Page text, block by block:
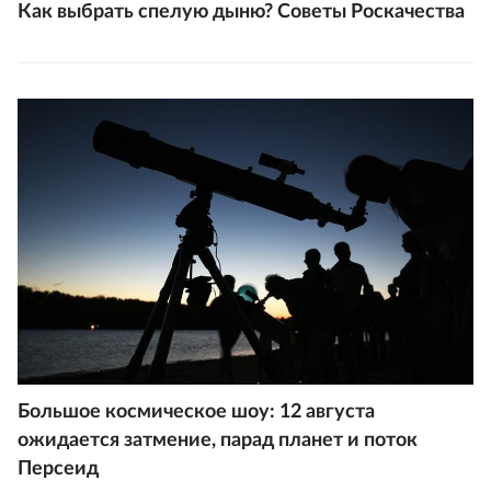
Как выбрать спелую дыню? Советы Роскачества
Большое космическое шоу: 12 августа
ожидается затмение, парад планет и поток
Персеид